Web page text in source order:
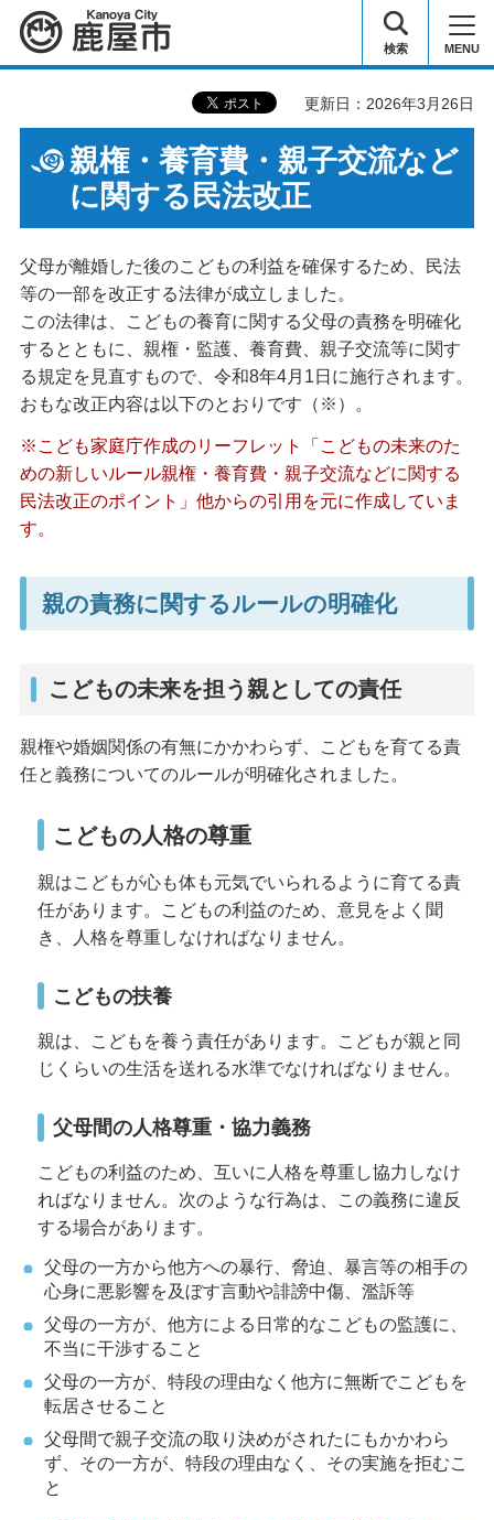
鹿屋市 検索 MENU
更新日：2026年3月26日
親権・養育費・親子交流など
に関する民法改正
父母が離婚した後のこどもの利益を確保するため、民法
等の一部を改正する法律が成立しました。
この法律は、こどもの養育に関する父母の責務を明確化
するとともに、親権・監護、養育費、親子交流等に関す
る規定を見直すもので、令和8年4月1日に施行されます。
おもな改正内容は以下のとおりです（※）。
※こども家庭庁作成のリーフレット「こどもの未来のた
めの新しいルール親権・養育費・親子交流などに関する
民法改正のポイント」他からの引用を元に作成していま
す。
親の責務に関するルールの明確化
こどもの未来を担う親としての責任
親権や婚姻関係の有無にかかわらず、こどもを育てる責
任と義務についてのルールが明確化されました。
こどもの人格の尊重
親はこどもが心も体も元気でいられるように育てる責
任があります。こどもの利益のため、意見をよく聞
き、人格を尊重しなければなりません。
こどもの扶養
親は、こどもを養う責任があります。こどもが親と同
じくらいの生活を送れる水準でなければなりません。
父母間の人格尊重・協力義務
こどもの利益のため、互いに人格を尊重し協力しなけ
ればなりません。次のような行為は、この義務に違反
する場合があります。
父母の一方から他方への暴行、脅迫、暴言等の相手の
心身に悪影響を及ぼす言動や誹謗中傷、濫訴等
父母の一方が、他方による日常的なこどもの監護に、
不当に干渉すること
父母の一方が、特段の理由なく他方に無断でこどもを
転居させること
父母間で親子交流の取り決めがされたにもかかわら
ず、その一方が、特段の理由なく、その実施を拒むこ
と